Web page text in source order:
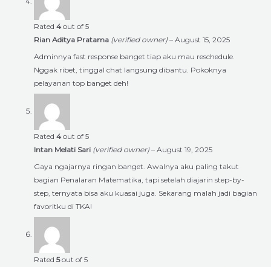
Rated 4 out of 5
Rian Aditya Pratama (verified owner) – August 15, 2025
Adminnya fast response banget tiap aku mau reschedule.
Nggak ribet, tinggal chat langsung dibantu. Pokoknya
pelayanan top banget deh!
Rated 4 out of 5
Intan Melati Sari (verified owner) – August 19, 2025
Gaya ngajarnya ringan banget. Awalnya aku paling takut
bagian Penalaran Matematika, tapi setelah diajarin step-by-
step, ternyata bisa aku kuasai juga. Sekarang malah jadi bagian
favoritku di TKA!
Rated 5out of 5